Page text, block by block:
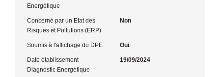
Energétique
Concerné par un Etat des
Risques et Pollutions (ERP)
Non
Soumis à l'affichage du DPE Oui
Date établissement
Diagnostic Energétique
19/09/2024